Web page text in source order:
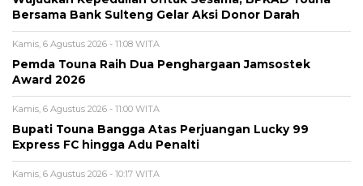
Bersama Bank Sulteng Gelar Aksi Donor Darah
Kamis, 6 Agustus 2026 - 11:08 WITA
Pemda Touna Raih Dua Penghargaan Jamsostek
Award 2026
Kamis, 6 Agustus 2026 - 11:00 WITA
Bupati Touna Bangga Atas Perjuangan Lucky 99
Express FC hingga Adu Penalti
Kamis, 6 Agustus 2026 - 10:17 WITA